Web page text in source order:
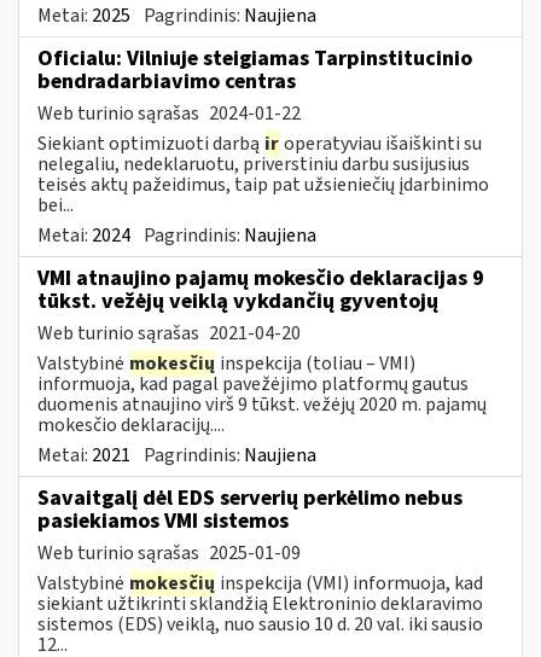
Metai: 2025 Pagrindinis: Naujiena
Oficialu: Vilniuje steigiamas Tarpinstitucinio
bendradarbiavimo centras
Web turinio sąrašas 2024-01-22
Siekiant optimizuoti darbą iroperatyviau išaiškinti su
nelegaliu, nedeklaruotu, priverstiniu darbu susijusius
teisės aktų pažeidimus, taip pat užsieniečių įdarbinimo
bei...
Metai: 2024 Pagrindinis: Naujiena
VMI atnaujino pajamų mokesčio deklaracijas 9
tūkst. vežėjų veiklą vykdančių gyventojų
Web turinio sąrašas 2021-04-20
Valstybinė mokesčių inspekcija (toliau – VMI)
informuoja, kad pagal pavežėjimo platformų gautus
duomenis atnaujino virš 9 tūkst. vežėjų 2020 m. pajamų
mokesčio deklaracijų....
Metai: 2021 Pagrindinis: Naujiena
Savaitgalį dėl EDS serverių perkėlimo nebus
pasiekiamos VMI sistemos
Web turinio sąrašas 2025-01-09
Valstybinė mokesčių inspekcija (VMI) informuoja, kad
siekiant užtikrinti sklandžią Elektroninio deklaravimo
sistemos (EDS) veiklą, nuo sausio 10 d. 20 val. iki sausio
12...